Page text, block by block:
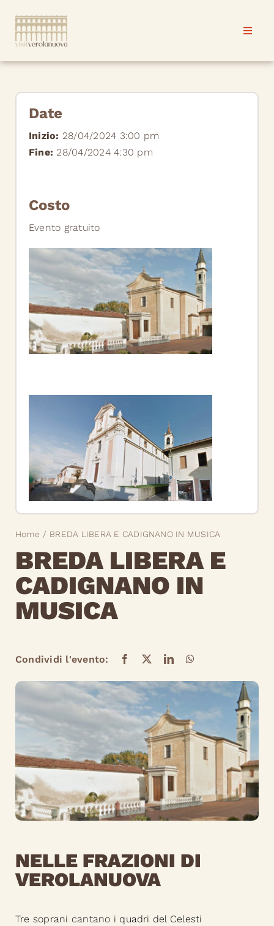
contenuto
Toggle
Verolanuova
Toggle
Verolanuova
Home BREDA LIBERA E CADIGNANO IN MUSICA
BREDA LIBERA E
CADIGNANO IN
MUSICA
Condividi l'evento:
NELLE FRAZIONI DI
VEROLANUOVA
Tre soprani cantano i quadri del Celesti
Date
Inizio: 28/04/2024 3:00 pm
Fine: 28/04/2024 4:30 pm
Costo
Evento gratuito